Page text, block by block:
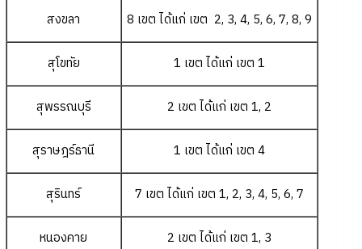
สงขลา 8 เขต ได้แก่ เขต 2, 3, 4, 5, 6, 7, 8, 9
สุโขทัย 1 เขต ได้แก่ เขต 1
สุพรรณบุรี 2 เขต ได้แก่ เขต 1, 2
สุราษฎร์ธานี 1 เขต ได้แก่ เขต 4
สุรินทร์ 7 เขต ได้แก่ เขต 1, 2, 3, 4, 5, 6, 7
หนองคาย 2 เขต ได้แก่ เขต 1, 3